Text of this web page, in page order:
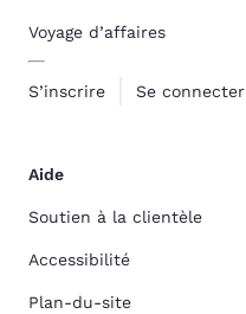
Voyage d’affaires
S’inscrire Se connecter
Aide
Soutien à la clientèle
Accessibilité
Plan-du-site